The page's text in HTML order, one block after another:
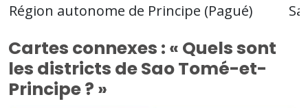
Région autonome de Principe (Pagué)
Cartes connexes : « Quels sont
les districts de Sao Tomé-et-
Principe ? »